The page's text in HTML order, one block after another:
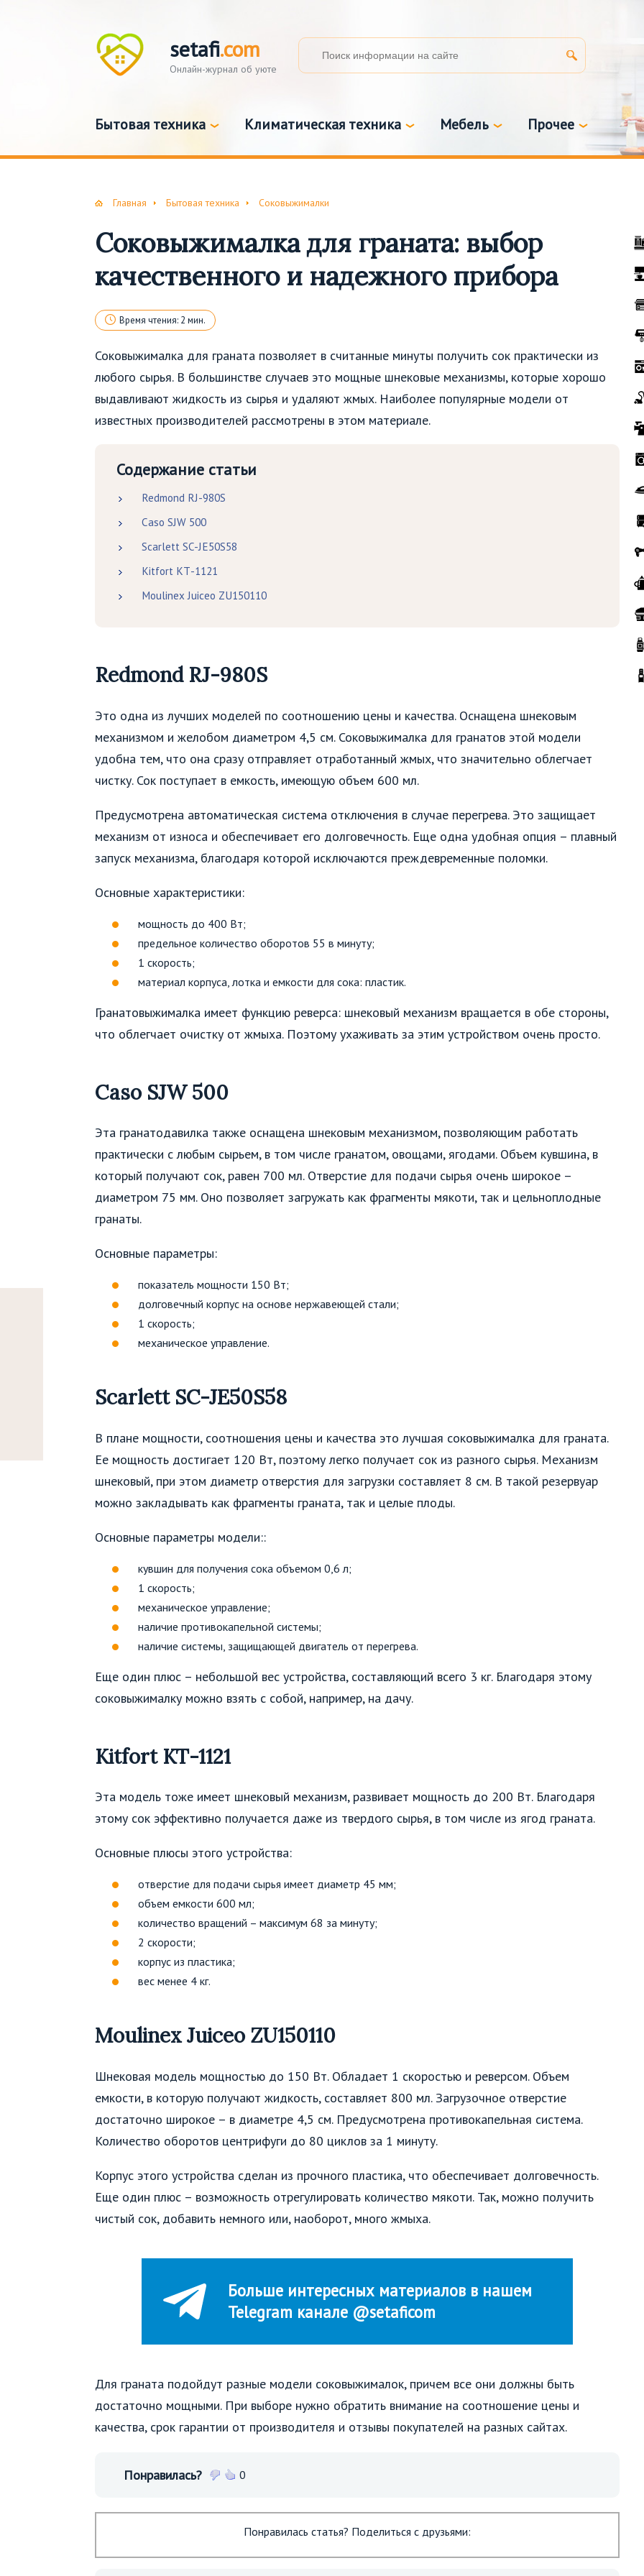
setafi.com
Онлайн-журнал об уюте
Бытовая техника Климатическая техника Мебель Прочее
Главная Бытовая техника Соковыжималки
Соковыжималка для граната: выбор
качественного и надежного прибора
Время чтения: 2 мин.
Соковыжималка для граната позволяет в считанные минуты получить сок практически из
любого сырья. В большинстве случаев это мощные шнековые механизмы, которые хорошо
выдавливают жидкость из сырья и удаляют жмых. Наиболее популярные модели от
известных производителей рассмотрены в этом материале.
Содержание статьи
Redmond RJ-980S
Caso SJW 500
Scarlett SC-JE50S58
Kitfort КТ-1121
Moulinex Juiceo ZU150110
Redmond RJ-980S
Это одна из лучших моделей по соотношению цены и качества. Оснащена шнековым
механизмом и желобом диаметром 4,5 см. Соковыжималка для гранатов этой модели
удобна тем, что она сразу отправляет отработанный жмых, что значительно облегчает
чистку. Сок поступает в емкость, имеющую объем 600 мл.
Предусмотрена автоматическая система отключения в случае перегрева. Это защищает
механизм от износа и обеспечивает его долговечность. Еще одна удобная опция – плавный
запуск механизма, благодаря которой исключаются преждевременные поломки.
Основные характеристики:
мощность до 400 Вт;
предельное количество оборотов 55 в минуту;
1 скорость;
материал корпуса, лотка и емкости для сока: пластик.
Гранатовыжималка имеет функцию реверса: шнековый механизм вращается в обе стороны,
что облегчает очистку от жмыха. Поэтому ухаживать за этим устройством очень просто.
Caso SJW 500
Эта гранатодавилка также оснащена шнековым механизмом, позволяющим работать
практически с любым сырьем, в том числе гранатом, овощами, ягодами. Объем кувшина, в
который получают сок, равен 700 мл. Отверстие для подачи сырья очень широкое –
диаметром 75 мм. Оно позволяет загружать как фрагменты мякоти, так и цельноплодные
гранаты.
Основные параметры:
показатель мощности 150 Вт;
долговечный корпус на основе нержавеющей стали;
1 скорость;
механическое управление.
Scarlett SC-JE50S58
В плане мощности, соотношения цены и качества это лучшая соковыжималка для граната.
Ее мощность достигает 120 Вт, поэтому легко получает сок из разного сырья. Механизм
шнековый, при этом диаметр отверстия для загрузки составляет 8 см. В такой резервуар
можно закладывать как фрагменты граната, так и целые плоды.
Основные параметры модели::
кувшин для получения сока объемом 0,6 л;
1 скорость;
механическое управление;
наличие противокапельной системы;
наличие системы, защищающей двигатель от перегрева.
Еще один плюс – небольшой вес устройства, составляющий всего 3 кг. Благодаря этому
соковыжималку можно взять с собой, например, на дачу.
Kitfort КТ-1121
Эта модель тоже имеет шнековый механизм, развивает мощность до 200 Вт. Благодаря
этому сок эффективно получается даже из твердого сырья, в том числе из ягод граната.
Основные плюсы этого устройства:
отверстие для подачи сырья имеет диаметр 45 мм;
объем емкости 600 мл;
количество вращений – максимум 68 за минуту;
2 скорости;
корпус из пластика;
вес менее 4 кг.
Moulinex Juiceo ZU150110
Шнековая модель мощностью до 150 Вт. Обладает 1 скоростью и реверсом. Объем
емкости, в которую получают жидкость, составляет 800 мл. Загрузочное отверстие
достаточно широкое – в диаметре 4,5 см. Предусмотрена противокапельная система.
Количество оборотов центрифуги до 80 циклов за 1 минуту.
Корпус этого устройства сделан из прочного пластика, что обеспечивает долговечность.
Еще один плюс – возможность отрегулировать количество мякоти. Так, можно получить
чистый сок, добавить немного или, наоборот, много жмыха.
Больше интересных материалов в нашем
Telegram канале @setaficom
Для граната подойдут разные модели соковыжималок, причем все они должны быть
достаточно мощными. При выборе нужно обратить внимание на соотношение цены и
качества, срок гарантии от производителя и отзывы покупателей на разных сайтах.
Понравилась? 0
Понравилась статья? Поделиться с друзьями: